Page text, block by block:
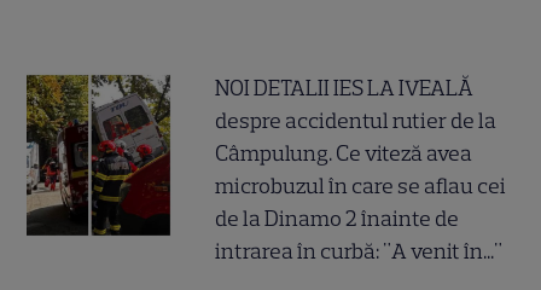
NOI DETALII IES LA IVEALĂ
despre accidentul rutier de la
Câmpulung. Ce viteză avea
microbuzul în care se aflau cei
de la Dinamo 2 înainte de
intrarea în curbă: "A venit în..."